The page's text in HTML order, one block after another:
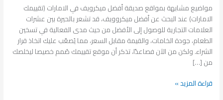
مواضيع مشابهة بمواقع صديقة أفضل ميكرويف في الامارات (تقييمك
الامارات) عند البحث عن أفضل ميكروويف، قد تشعر بالحيرة بين عشرات
العلامات التجارية للوصول إلى الأفضل من حيث مدى الفعالية في تسخين
الطعام، جودة الخامات، والقيمة مقابل السعر، مما يُصعّب عليك اتخاذ قرار
الشراء. ولكن من الآن فصاعدًا، تذكر أن موقع تقييمك صُمم خصيصا ليخلصك
من […]
قراءة المزيد »